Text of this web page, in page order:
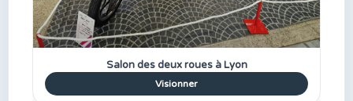
Salon des deux roues à Lyon
Visionner